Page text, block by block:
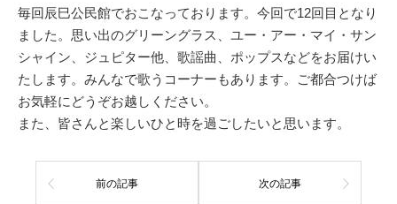
毎回辰巳公民館でおこなっております。今回で12回目となり
ました。思い出のグリーングラス、ユー・アー・マイ・サン
シャイン、ジュピター他、歌謡曲、ポップスなどをお届けい
たします。みんなで歌うコーナーもあります。ご都合つけば
お気軽にどうぞお越しください。
また、皆さんと楽しいひと時を過ごしたいと思います。
前の記事 次の記事